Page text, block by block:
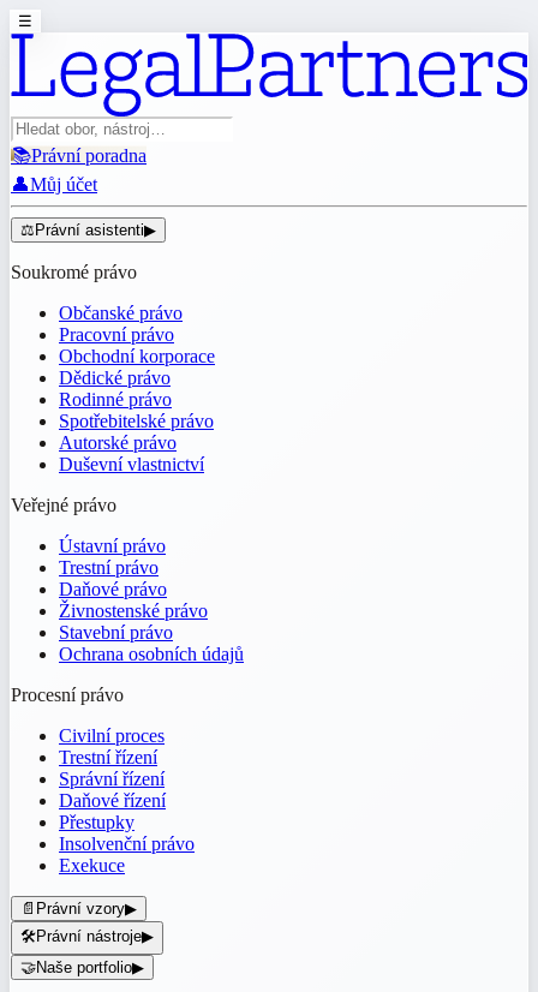
☰
📚Právní poradna
👤Můj účet
⚖️ Právní asistenti▶
Soukromé právo
Občanské právo
Pracovní právo
Obchodní korporace
Dědické právo
Rodinné právo
Spotřebitelské právo
Autorské právo
Duševní vlastnictví
Veřejné právo
Ústavní právo
Trestní právo
Daňové právo
Živnostenské právo
Stavební právo
Ochrana osobních údajů
Procesní právo
Civilní proces
Trestní řízení
Správní řízení
Daňové řízení
Přestupky
Insolvenční právo
Exekuce
📄 Právní vzory▶
🛠️Právní nástroje▶
🤝Naše portfolio▶